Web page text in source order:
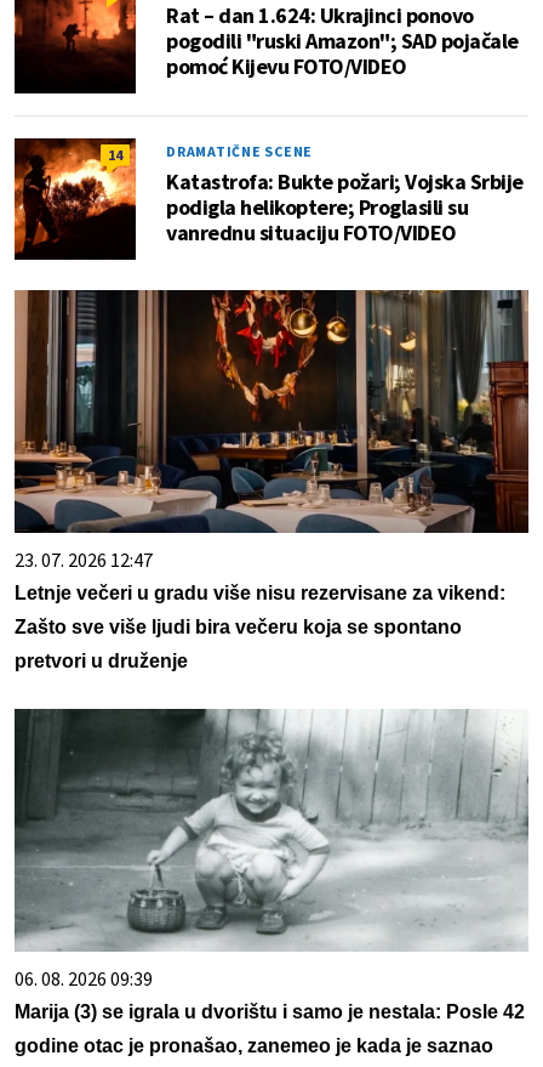
Rat – dan 1.624: Ukrajinci ponovo
pogodili "ruski Amazon"; SAD pojačale
pomoć Kijevu FOTO/VIDEO
14 DRAMATIČNE SCENE
Katastrofa: Bukte požari; Vojska Srbije
podigla helikoptere; Proglasili su
vanrednu situaciju FOTO/VIDEO
23. 07. 2026 12:47
Letnje večeri u gradu više nisu rezervisane za vikend:
Zašto sve više ljudi bira večeru koja se spontano
pretvori u druženje
06. 08. 2026 09:39
Marija (3) se igrala u dvorištu i samo je nestala: Posle 42
godine otac je pronašao, zanemeo je kada je saznao